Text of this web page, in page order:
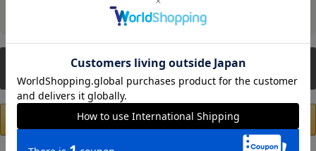
そのほかにもさまざまなキャンペーンを予定しています。
新規会員登録